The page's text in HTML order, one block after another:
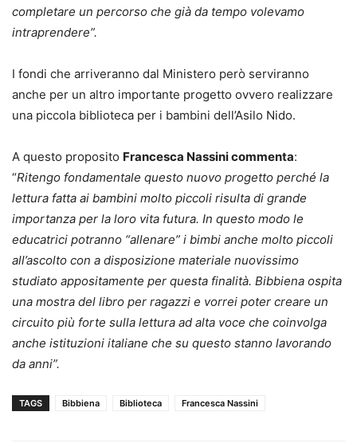
completare un percorso che già da tempo volevamo
intraprendere”.
I fondi che arriveranno dal Ministero però serviranno
anche per un altro importante progetto ovvero realizzare
una piccola biblioteca per i bambini dell’Asilo Nido.
A questo proposito Francesca Nassini commenta:
“Ritengo fondamentale questo nuovo progetto perché la
lettura fatta ai bambini molto piccoli risulta di grande
importanza per la loro vita futura. In questo modo le
educatrici potranno “allenare” i bimbi anche molto piccoli
all’ascolto con a disposizione materiale nuovissimo
studiato appositamente per questa finalità. Bibbiena ospita
una mostra del libro per ragazzi e vorrei poter creare un
circuito più forte sulla lettura ad alta voce che coinvolga
anche istituzioni italiane che su questo stanno lavorando
da anni”.
TAGS Bibbiena Biblioteca Francesca Nassini